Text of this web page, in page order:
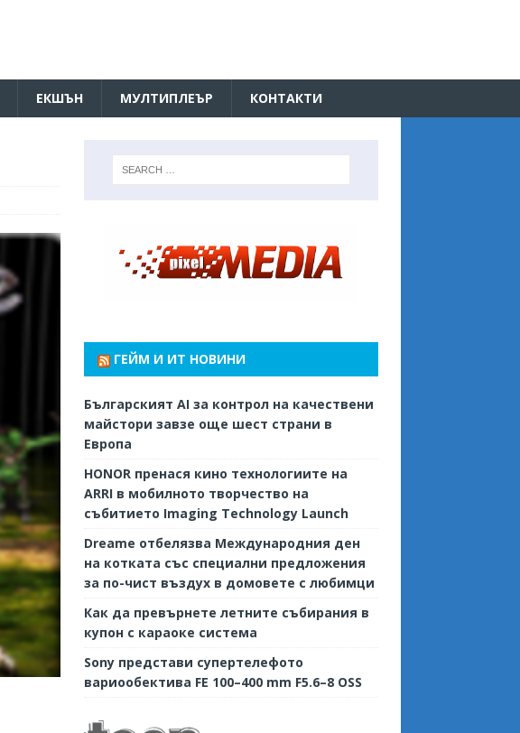
ЕКШЪН МУЛТИПЛЕЪР КОНТАКТИ
ГЕЙМ И ИТ НОВИНИ
Българският AI за контрол на качествени
майстори завзе още шест страни в
Европа
HONOR пренася кино технологиите на
ARRI в мобилното творчество на
събитието Imaging Technology Launch
Dreame отбелязва Международния ден
на котката със специални предложения
за по-чист въздух в домовете с любимци
Как да превърнете летните събирания в
купон с караоке система
Sony представи супертелефото
вариообектива FE 100–400 mm F5.6–8 OSS